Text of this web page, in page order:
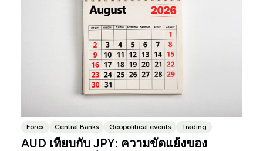
Forex Central Banks Geopolitical events Trading
AUD เทียบกับ JPY: ความขัดแย้งของ